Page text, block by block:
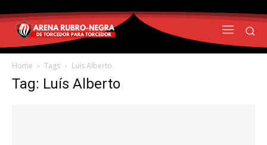
Home Tags Luís Alberto
Tag: Luís Alberto